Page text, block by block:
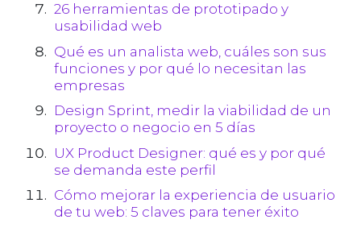
26 herramientas de prototipado y
usabilidad web
Qué es un analista web, cuáles son sus
funciones y por qué lo necesitan las
empresas
Design Sprint, medir la viabilidad de un
proyecto o negocio en 5 días
UX Product Designer: qué es y por qué
se demanda este perfil
Cómo mejorar la experiencia de usuario
de tu web: 5 claves para tener éxito